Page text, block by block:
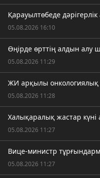
Қарауылтөбеде
05.08.2026 16:10
Өңірде өрттің алдын алу
05.08.2026 11:29
ЖИ арқылы онкологиялық
05.08.2026 11:28
Халықаралық жастар күні
05.08.2026 11:27
Вице-министр
05.08.2026 11:27